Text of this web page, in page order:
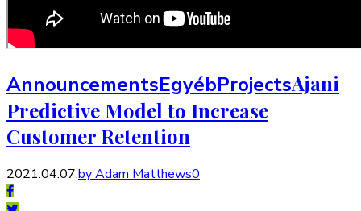
AnnouncementsEgyébProjectsAjani
Predictive Model to Increase
Customer Retention
2021.04.07.by Adam Matthews0